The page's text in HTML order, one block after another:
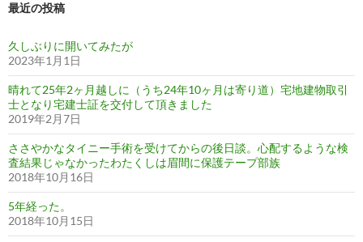
最近の投稿
久しぶりに開いてみたが
2023年1月1日
晴れて25年2ヶ月越しに（うち24年10ヶ月は寄り道）宅地建物取引
士となり宅建士証を交付して頂きました
2019年2月7日
ささやかなタイニー手術を受けてからの後日談。心配するような検
査結果じゃなかったわたくしは眉間に保護テープ部族
2018年10月16日
5年経った。
2018年10月15日